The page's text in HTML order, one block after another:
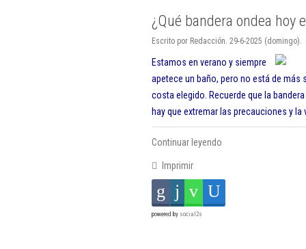
¿Qué bandera ondea hoy
Escrito por Redacción. 29-6-2025 (domingo).
Estamos en verano y siempre
apetece un baño, pero no está de más
costa elegido. Recuerde que la
hay que extremar las precauciones y
Continuar leyendo
Imprimir
powered by social2s